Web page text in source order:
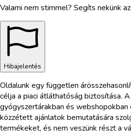
Valami nem stimmel? Segíts nekünk
Hibajelentés
Oldalunk egy független
célja a piaci átláthatóság biztosítása.
gyógyszertárakban és webshopokban
közzétett ajánlatok bemutatására
termékeket, és nem veszünk részt a